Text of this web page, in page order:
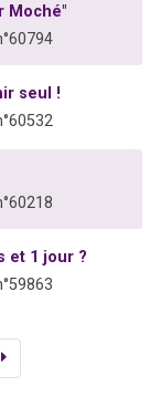
Moché"
seul !
et 1 jour ?